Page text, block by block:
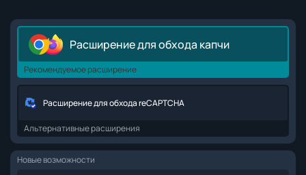
Расширение для обхода капчи
Рекомендуемое расширение
Расширение для обхода reCAPTCHA
Альтернативные расширения
Новые возможности